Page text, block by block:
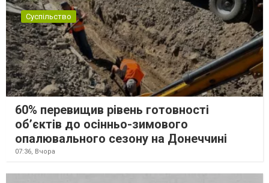
Суспільство
60% перевищив рівень готовності
об’єктів до осінньо-зимового
опалювального сезону на Донеччині
07:36, Вчора